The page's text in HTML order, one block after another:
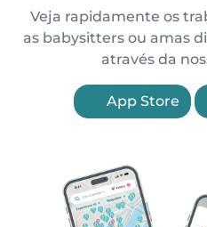
Veja rapidamente os
as babysitters ou amas
através da
App Store